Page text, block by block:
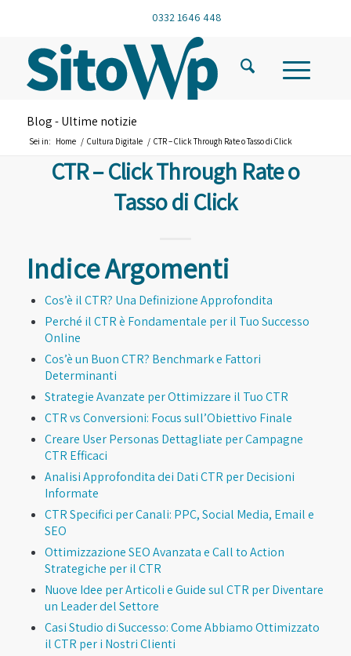
0332 1646 448
Blog - Ultime notizie
Sei in: Home / Cultura Digitale / CTR – Click Through Rate o Tasso di Click
CTR – Click Through Rate o
Tasso di Click
Indice Argomenti
Cos’è il CTR? Una Definizione Approfondita
Perché il CTR è Fondamentale per il Tuo Successo
Online
Cos’è un Buon CTR? Benchmark e Fattori
Determinanti
Strategie Avanzate per Ottimizzare il Tuo CTR
CTR vs Conversioni: Focus sull’Obiettivo Finale
Creare User Personas Dettagliate per Campagne
CTR Efficaci
Analisi Approfondita dei Dati CTR per Decisioni
Informate
CTR Specifici per Canali: PPC, Social Media, Email e
SEO
Ottimizzazione SEO Avanzata e Call to Action
Strategiche per il CTR
Nuove Idee per Articoli e Guide sul CTR per Diventare
un Leader del Settore
Casi Studio di Successo: Come Abbiamo Ottimizzato
il CTR per i Nostri Clienti